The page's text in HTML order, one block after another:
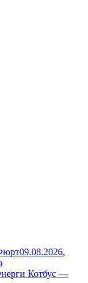
09.08.2026,
Котбус —